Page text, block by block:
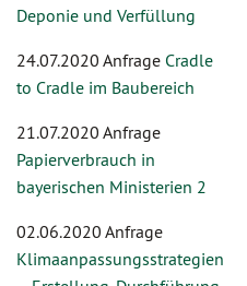
Deponie und Verfüllung
24.07.2020 Anfrage Cradle
to Cradle im Baubereich
21.07.2020 Anfrage
Papierverbrauch in
bayerischen Ministerien 2
02.06.2020 Anfrage
Klimaanpassungsstrategien